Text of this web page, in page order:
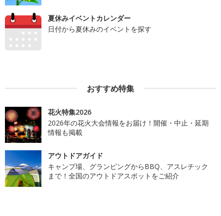
夏休みイベントカレンダー
日付から夏休みのイベントを探す
おすすめ特集
花火特集2026
2026年の花火大会情報をお届け！開催・中止・延期
情報も掲載
アウトドアガイド
キャンプ場、グランピングからBBQ、アスレチック
まで！全国のアウトドアスポットをご紹介